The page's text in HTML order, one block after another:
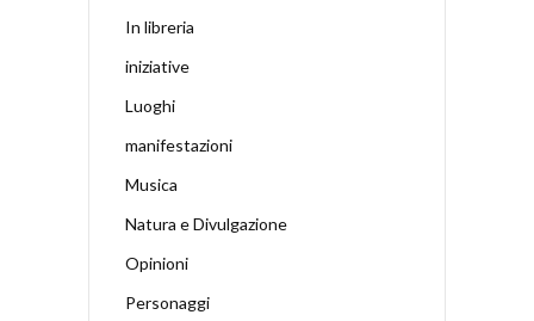
In libreria
iniziative
Luoghi
manifestazioni
Musica
Natura e Divulgazione
Opinioni
Personaggi